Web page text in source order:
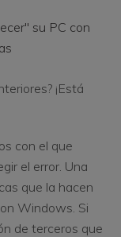
su PC con
¡Está
con el que
el error. Una
que la hacen
Windows. Si
de terceros que